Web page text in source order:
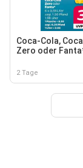
Coca-Cola,
Zero oder
2 Tage